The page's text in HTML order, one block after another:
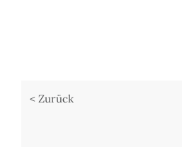
< Zurück